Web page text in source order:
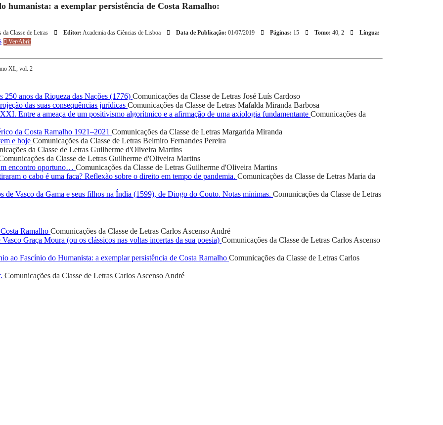
humanista: a exemplar persistência de Costa Ramalho:
da Classe de Letras Editor: Academia das Ciências de Lisboa Data de Publicação: 01/07/2019 Páginas: 15 Tomo: 40, 2 Língua:
Ver/Abrir
XL, vol. 2
anos da Riqueza das Nações (1776) Comunicações da Classe de Letras José Luís Cardoso
das suas consequências jurídicas Comunicações da Classe de Letras Mafalda Miranda Barbosa
Entre a ameaça de um positivismo algorítmico e a afirmação de uma axiologia fundamentante Comunicações da
da Costa Ramalho 1921–2021 Comunicações da Classe de Letras Margarida Miranda
e hoje Comunicações da Classe de Letras Belmiro Fernandes Pereira
da Classe de Letras Guilherme d'Oliveira Martins
da Classe de Letras Guilherme d'Oliveira Martins
encontro oportuno… Comunicações da Classe de Letras Guilherme d'Oliveira Martins
o cabo é uma faca? Reflexão sobre o direito em tempo de pandemia. Comunicações da Classe de Letras Maria da
de Vasco da Gama e seus filhos na Índia (1599), de Diogo do Couto. Notas mínimas. Comunicações da Classe de Letras
Ramalho Comunicações da Classe de Letras Carlos Ascenso André
Graça Moura (ou os clássicos nas voltas incertas da sua poesia) Comunicações da Classe de Letras Carlos Ascenso
ao Fascínio do Humanista: a exemplar persistência de Costa Ramalho Comunicações da Classe de Letras Carlos
Comunicações da Classe de Letras Carlos Ascenso André